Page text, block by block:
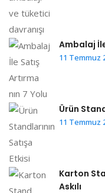
Ambalaj
11 Temmuz
Ürün
11 Temmuz
Karton
Askılı